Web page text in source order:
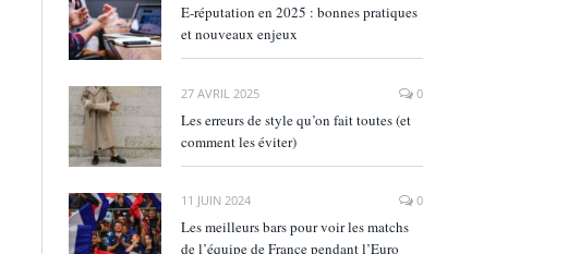
E‑réputation en 2025 : bonnes pratiques
et nouveaux enjeux
27 AVRIL 2025 0
Les erreurs de style qu’on fait toutes (et
comment les éviter)
11 JUIN 2024 0
Les meilleurs bars pour voir les matchs
de l’équipe de France pendant l’Euro